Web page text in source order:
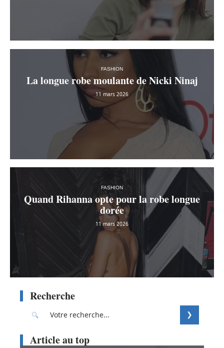
FASHION
La longue robe moulante de Nicki Ninaj
11 mars 2026
FASHION
Quand Rihanna opte pour la robe longue
dorée
11 mars 2026
Recherche
Article au top